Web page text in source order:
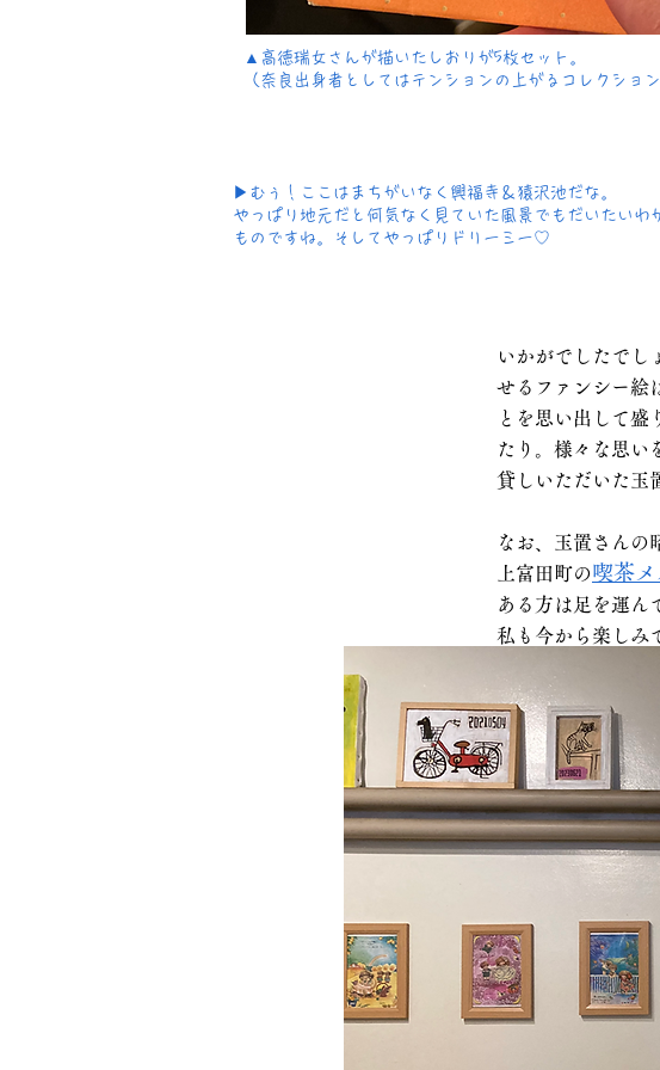
​▲高徳瑞女さんが描いたしおりが5枚セット。
（奈良出身者としてはテンションの上がるコレクショ
▶︎むぅ！ここはまちがいなく興福寺＆猿沢池だな。
やっぱり地元だと何気なく見ていた風景でもだいたいわ
ものですね。そしてやっぱりドリーミー♡
いかがでしたでし
せるファンシー絵
とを思い出して盛
たり。様々な思い
貸しいただいた玉
なお、玉置さんの
上富田町の喫茶
ある方は足を運ん
私も今から楽しみ